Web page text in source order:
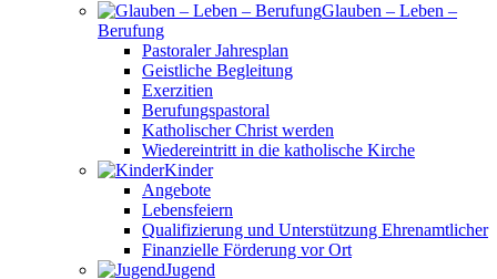
Glauben – Leben –
Berufung
Pastoraler Jahresplan
Geistliche Begleitung
Exerzitien
Berufungspastoral
Katholischer Christ werden
Wiedereintritt in die katholische Kirche
Kinder
Angebote
Lebensfeiern
Qualifizierung und Unterstützung Ehrenamtlicher
Finanzielle Förderung vor Ort
Jugend